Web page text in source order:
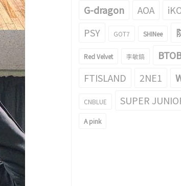
G-dragon AOA
PSY
GOT7 SHINee
Red Velvet 李敏鎬
FTISLAND
2NE1
CNBLUE SUPER
A pink